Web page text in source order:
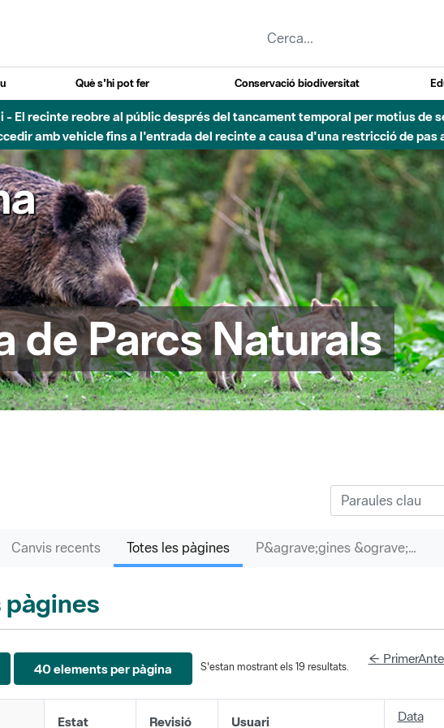
Què s'hi pot fer Conservació biodiversitat
a la llera del Parc Fluvial del Besòs degut a obres de construcció d'una
de Parcs Naturals
40 elements per pàgina
Estat Revisió Usuari Data